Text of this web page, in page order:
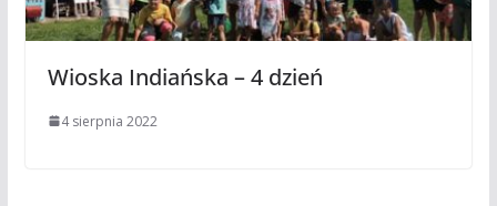
Wioska Indiańska – 4 dzień
4 sierpnia 2022